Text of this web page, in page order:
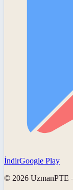
İndirGoogle Play
© 2026 UzmanPTE